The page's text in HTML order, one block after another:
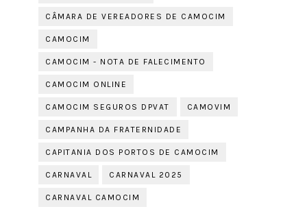
CÂMARA DE VEREADORES DE CAMOCIM
CAMOCIM
CAMOCIM - NOTA DE FALECIMENTO
CAMOCIM ONLINE
CAMOCIM SEGUROS DPVAT CAMOVIM
CAMPANHA DA FRATERNIDADE
CAPITANIA DOS PORTOS DE CAMOCIM
CARNAVAL CARNAVAL 2025
CARNAVAL CAMOCIM